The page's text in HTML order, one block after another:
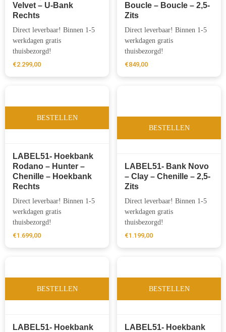
Velvet – U-Bank
Rechts
Direct leverbaar! Binnen 1-5
werkdagen gratis
thuisbezorgd!
€2.299,00
Boucle – Boucle – 2,5-
Zits
Direct leverbaar! Binnen 1-5
werkdagen gratis
thuisbezorgd!
€849,00
BESTELLEN
LABEL51- Hoekbank
Rodano – Hunter –
Chenille – Hoekbank
Rechts
Direct leverbaar! Binnen 1-5
werkdagen gratis
thuisbezorgd!
€1.699,00
BESTELLEN
LABEL51- Bank Novo
– Clay – Chenille – 2,5-
Zits
Direct leverbaar! Binnen 1-5
werkdagen gratis
thuisbezorgd!
€1.199,00
BESTELLEN
LABEL51- Hoekbank
BESTELLEN
LABEL51- Hoekbank